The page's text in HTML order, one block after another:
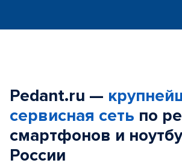
Pedant.ru —
сервисная сеть по
смартфонов и
России